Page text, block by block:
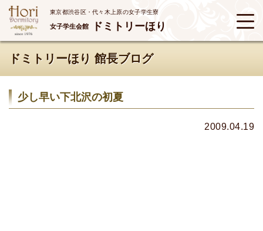
東京都渋谷区・代々木上原の女子学生寮
女子学生会館 ドミトリーほり
ドミトリーほり 館長ブログ
少し早い下北沢の初夏
2009.04.19